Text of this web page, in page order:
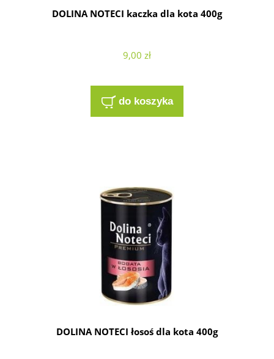
DOLINA NOTECI kaczka dla kota 400g
9,00 zł
do koszyka
DOLINA NOTECI łosoś dla kota 400g